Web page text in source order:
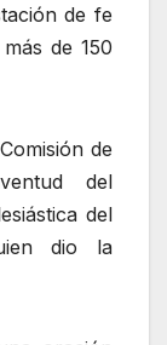
de fe
de 150
de
del
del
dio la